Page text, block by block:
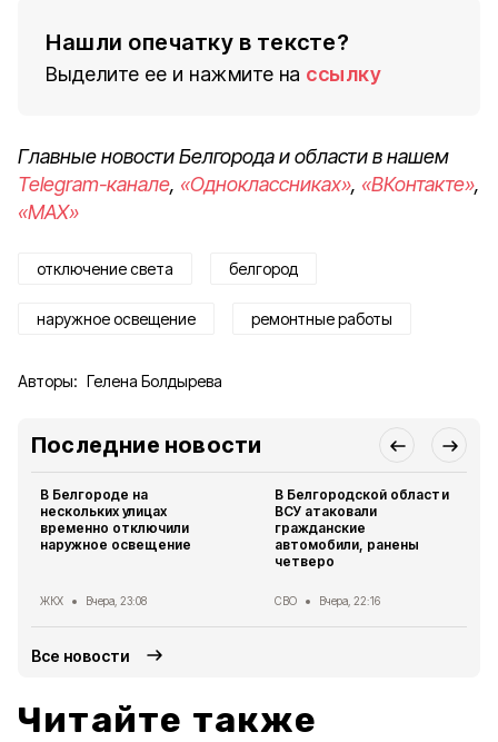
Нашли опечатку в тексте?
Выделите ее и нажмите на ссылку
Главные новости Белгорода и области в нашем
Telegram-канале, «Одноклассниках», «ВКонтакте»,
«MAX»
отключение света белгород
наружное освещение ремонтные работы
Авторы: Гелена Болдырева
Последние новости
В Белгороде на
нескольких улицах
временно отключили
наружное освещение
ЖКХ Вчера, 23:08
В Белгородской области
ВСУ атаковали
гражданские
автомобили, ранены
четверо
СВО Вчера, 22:16
Все новости
Читайте также